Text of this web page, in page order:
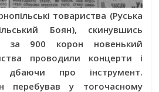
товариства (Руська
Боян), скинувшись
за 900 корон новенький
проводили концерти і
дбаючи про інструмент.
перебував у тогочасному